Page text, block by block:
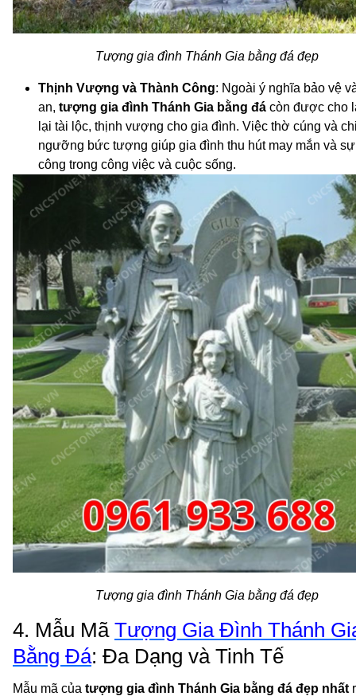
Tượng gia đình Thánh Gia bằng đá đẹp
Thịnh Vượng và Thành Công: Ngoài ý nghĩa bảo vệ
an, tượng gia đình Thánh Gia bằng đá còn được cho
lại tài lộc, thịnh vượng cho gia đình. Việc thờ cúng và
ngưỡng bức tượng giúp gia đình thu hút may mắn và
công trong công việc và cuộc sống.
Tượng gia đình Thánh Gia bằng đá đẹp
4. Mẫu Mã Tượng Gia Đình Thánh
Bằng Đá: Đa Dạng và Tinh Tế
Mẫu mã của tượng gia đình Thánh Gia bằng đá đẹp nhất